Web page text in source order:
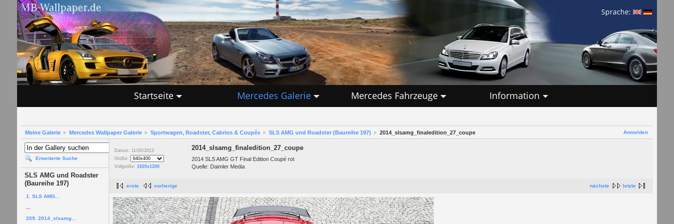
Sprache:
Startseite Mercedes Galerie Mercedes Fahrzeuge Information
Anmelden
Meine Galerie Mercedes Wallpaper Galerie Sportwagen, Roadster, Cabrios & Coupés SLS AMG und Roadster (Baureihe 197) 2014_slsamg_finaledition_27_coupe
Erweiterte Suche
SLS AMG und Roadster
(Baureihe 197)
1. SLS AMG...
209. 2014_slsamg...
Datum: 11/20/2013
Größe:
Vollgröße: 1920x1200
2014_slsamg_finaledition_27_coupe
2014 SLS AMG GT Final Edition Coupé rot
Quelle: Daimler Media
nächste letzte
erste vorherige